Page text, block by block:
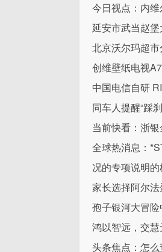
今日视点：内
延安市武当赵
北京沃尔玛超
创维壁纸电视
中国电信自研
同车人提醒“踩
当前快看：浙
全球热消息：
况的专项说明
家长选择阿尔
孢子银河大冒
鸿以智远，交
头条焦点：怎